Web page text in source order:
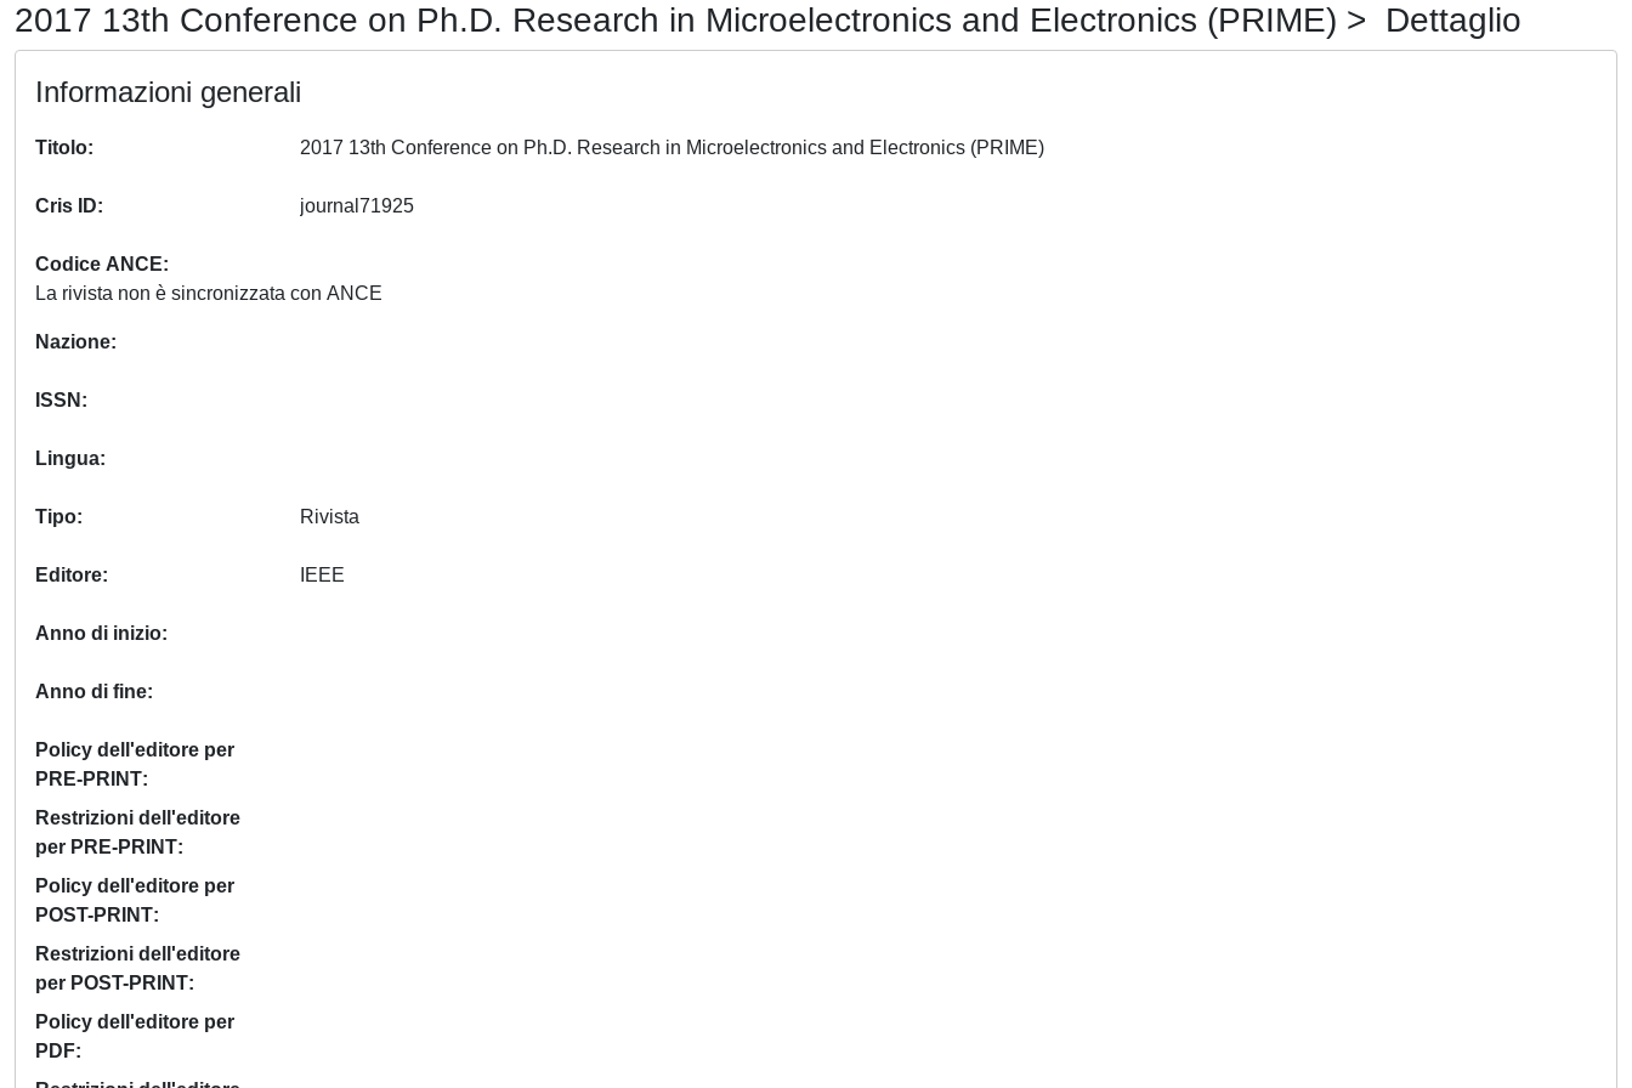
2017 13th Conference on Ph.D. Research in Microelectronics and Electronics (PRIME) > Dettaglio
Informazioni generali
Titolo
Cris ID
Codice ANCE
La rivista non è sincronizzata con ANCE
Nazione
ISSN
Lingua
Tipo Rivista
Editore
Anno di inizio
Anno di fine
Policy dell'editore per
PRE-PRINT
Restrizioni dell'editore
per PRE-PRINT
Policy dell'editore per
POST-PRINT
Restrizioni dell'editore
per POST-PRINT
Policy dell'editore per
PDF